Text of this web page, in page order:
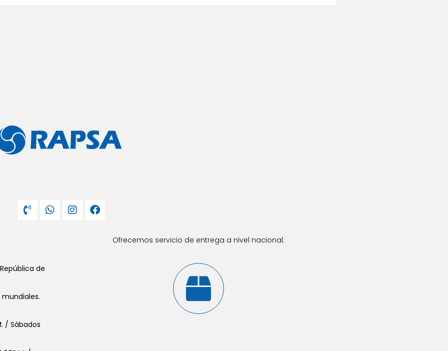
de
/ Sábados
Ofrecemos servicio de entrega a nivel nacional.